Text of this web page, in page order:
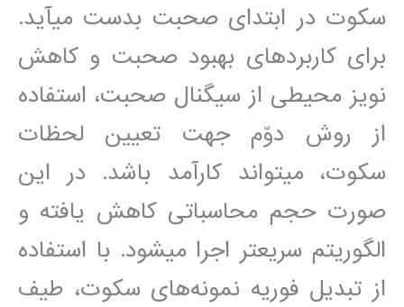
سکوت در ابتدای صحبت بدست مي‎آيد.
برای کاربردهای بهبود صحبت و کاهش
نويز محيطی از سيگنال صحبت، استفاده
از روش دوّم جهت تعيين لحظات
سکوت، مي‎تواند کارآمد باشد. در اين
صورت حجم محاسباتی کاهش يافته و
الگوريتم سريعتر اجرا مي‎شود. با استفاده
از تبديل فوريه نمونه‌های سکوت، طيف